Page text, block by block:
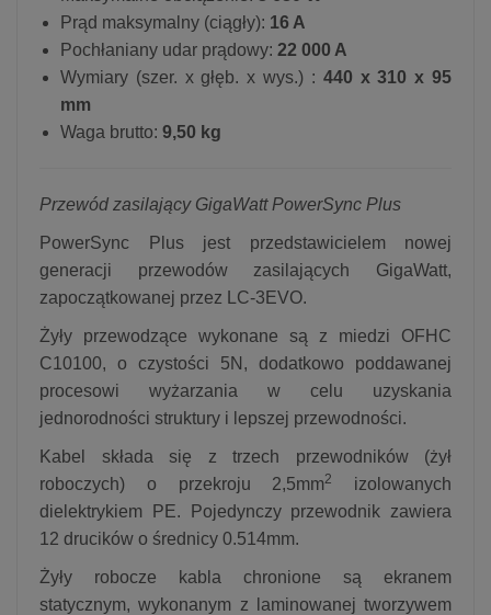
Prąd maksymalny (ciągły): 16 A
Pochłaniany udar prądowy: 22 000 A
Wymiary (szer. x głęb. x wys.) : 440 x 310 x 95
mm
Waga brutto: 9,50 kg
Przewód zasilający GigaWatt PowerSync Plus
PowerSync Plus jest przedstawicielem nowej
generacji przewodów zasilających GigaWatt,
zapoczątkowanej przez LC-3EVO.
Żyły przewodzące wykonane są z miedzi OFHC
C10100, o czystości 5N, dodatkowo poddawanej
procesowi wyżarzania w celu uzyskania
jednorodności struktury i lepszej przewodności.
Kabel składa się z trzech przewodników (żył
roboczych) o przekroju 2,5mm2
izolowanych
dielektrykiem PE. Pojedynczy przewodnik zawiera
12 drucików o średnicy 0.514mm.
Żyły robocze kabla chronione są ekranem
statycznym, wykonanym z laminowanej tworzywem